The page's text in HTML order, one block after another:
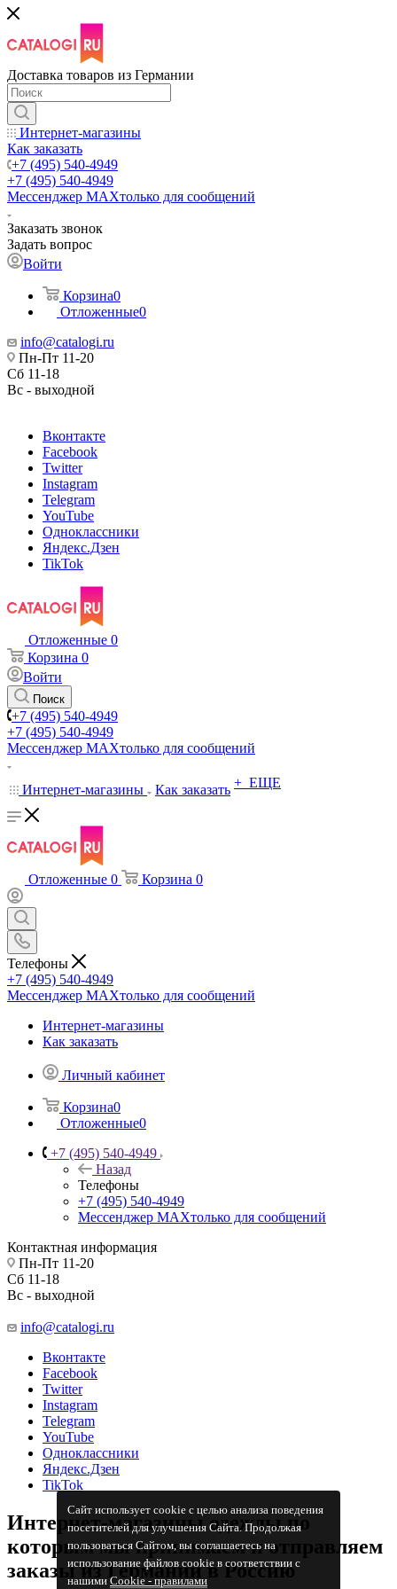
Сайт использует cookie с целью анализа поведения
посетителей для улучшения Сайта. Продолжая
пользоваться Сайтом, вы соглашаетесь на
использование файлов cookie в соответствии с
нашимиCookiе - правилами
Доставка товаров из Германии
Интернет-магазины
Как заказать
+7 (495) 540-4949
+7 (495) 540-4949
Мессенджер МАХтолько для сообщений
Заказать звонок
Задать вопрос
Войти
Корзина0
Отложенные0
info@catalogi.ru
Пн-Пт 11-20
Сб 11-18
Вс - выходной
Вконтакте
Facebook
Twitter
Instagram
Telegram
YouTube
Одноклассники
Яндекс.Дзен
TikTok
Отложенные 0
Корзина 0
Войти
Поиск
+7 (495) 540-4949
+7 (495) 540-4949
Мессенджер МАХтолько для сообщений
Интернет-магазины Как заказать + ЕЩЕ
Отложенные 0 Корзина 0
Телефоны
+7 (495) 540-4949
Мессенджер МАХтолько для сообщений
Интернет-магазины
Как заказать
Личный кабинет
Корзина0
Отложенные0
+7 (495) 540-4949
Назад
Телефоны
+7 (495) 540-4949
Мессенджер МАХтолько для сообщений
Контактная информация
Пн-Пт 11-20
Сб 11-18
Вс - выходной
info@catalogi.ru
Вконтакте
Facebook
Twitter
Instagram
Telegram
YouTube
Одноклассники
Яндекс.Дзен
TikTok
Интернет-магазины одежды по
которым мы принимаем и отправляем
заказы из Германии в Россию